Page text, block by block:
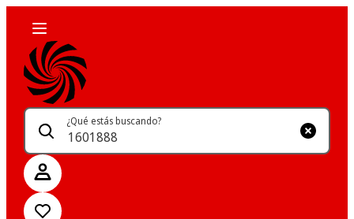
¿Qué estás buscando?